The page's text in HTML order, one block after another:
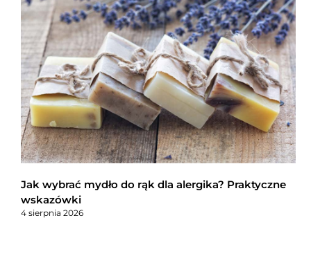
Jak wybrać mydło do rąk dla alergika? Praktyczne
wskazówki
4 sierpnia 2026